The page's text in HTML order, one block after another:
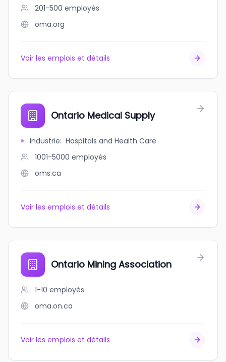
201-500 employés
oma.org
Voir les emplois et détails
Ontario Medical Supply
Industrie: Hospitals and Health Care
1001-5000 employés
oms.ca
Voir les emplois et détails
Ontario Mining Association
1-10 employés
oma.on.ca
Voir les emplois et détails